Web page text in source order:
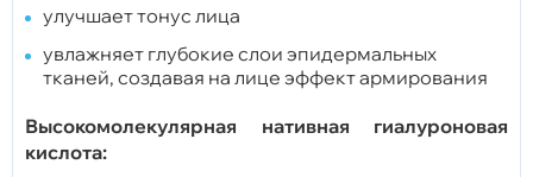
улучшает тонус лица
увлажняет глубокие слои эпидермальных
тканей, создавая на лице эффект армирования
Высокомолекулярная нативная гиалуроновая
кислота: